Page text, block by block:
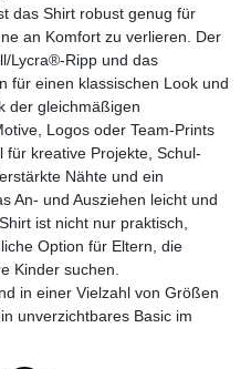
das Shirt robust genug für
an Komfort zu verlieren. Der
Lycra®-Ripp und das
für einen klassischen Look und
der gleichmäßigen
Logos oder Team-Prints
kreative Projekte, Schul-
Nähte und ein
An- und Ausziehen leicht und
ist nicht nur praktisch,
Option für Eltern, die
Kinder suchen.
in einer Vielzahl von Größen
unverzichtbares Basic im